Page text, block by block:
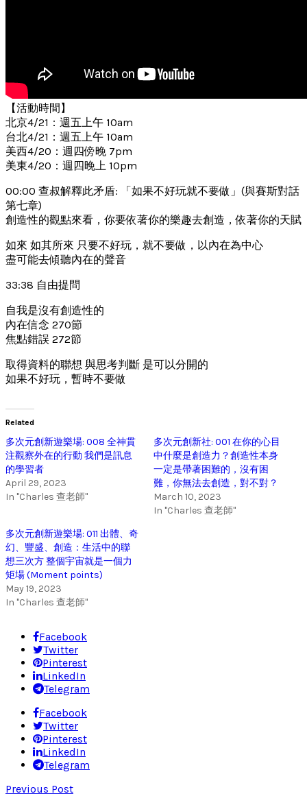
【活動時間】
北京4/21：週五上午 10am
台北4/21：週五上午 10am
美西4/20：週四傍晚 7pm
美東4/20：週四晚上 10pm
00:00 查叔解釋此矛盾: 「如果不好玩就不要做」(與賽斯對話
第七章)
創造性的觀點來看，你要依著你的樂趣去創造，依著你的天賦
如來 如其所來 只要不好玩，就不要做，以內在為中心
盡可能去傾聽內在的聲音
33:38 自由提問
自我是沒有創造性的
內在信念 270節
焦點錯誤 272節
取得資料的聯想 與思考判斷 是可以分開的
如果不好玩，暫時不要做
Related
多次元創新遊樂場: 008 全神貫
注觀察外在的行動 我們是訊息
的學習者
April 29, 2023
In "Charles 查老師"
多次元創新社: 001 在你的心目
中什麼是創造力？創造性本身
一定是帶著困難的，沒有困
難，你無法去創造，對不對？
March 10, 2023
In "Charles 查老師"
多次元創新遊樂場: 011 出體、奇
幻、豐盛、創造：生活中的聯
想三次方 整個宇宙就是一個力
矩場 (Moment points)
May 19, 2023
In "Charles 查老師"
Facebook
Twitter
Pinterest
LinkedIn
Telegram
Facebook
Twitter
Pinterest
LinkedIn
Telegram
Previous Post